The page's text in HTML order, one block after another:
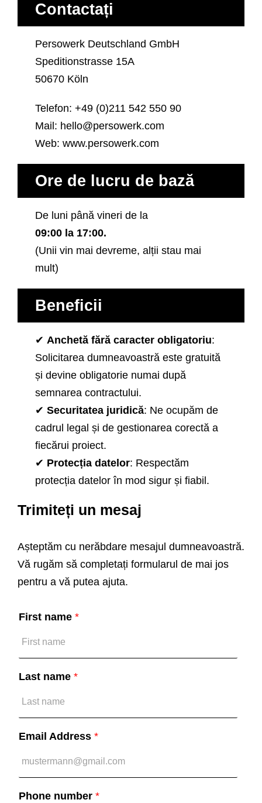
Contactați
Persowerk Deutschland GmbH
Speditionstrasse 15A
50670 Köln
Telefon: +49 (0)211 542 550 90
Mail: hello@persowerk.com
Web: www.persowerk.com
Ore de lucru de bază
De luni până vineri de la
09:00 la 17:00.
(Unii vin mai devreme, alții stau mai
mult)
Beneficii
✔ Anchetă fără caracter obligatoriu:
Solicitarea dumneavoastră este gratuită
și devine obligatorie numai după
semnarea contractului.
✔ Securitatea juridică: Ne ocupăm de
cadrul legal și de gestionarea corectă a
fiecărui proiect.
✔ Protecția datelor: Respectăm
protecția datelor în mod sigur și fiabil.
Trimiteți un mesaj
Așteptăm cu nerăbdare mesajul dumneavoastră.
Vă rugăm să completați formularul de mai jos
pentru a vă putea ajuta.
First name *
Last name *
Email Address *
Phone number *
A
e
p
*